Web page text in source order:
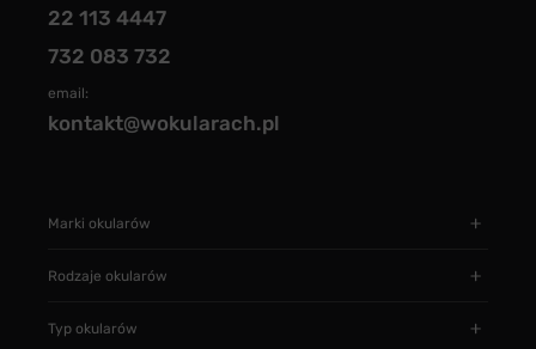
22 113 4447
732 083 732
email:
kontakt@wokularach.pl
Marki okularów
Rodzaje okularów
Typ okularów